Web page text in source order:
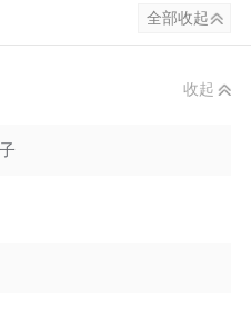
全部收起
收起